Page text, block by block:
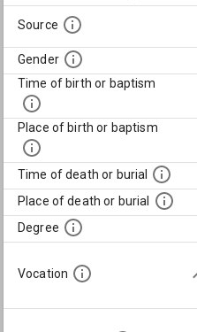
Source
Gender
Time of birth or baptism
Place of birth or baptism
Time of death or burial
Place of death or burial
Degree
Vocation